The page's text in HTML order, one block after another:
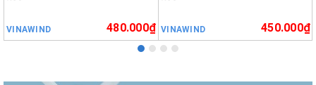
VINAWIND 480.000₫ VINAWIND 450.000₫